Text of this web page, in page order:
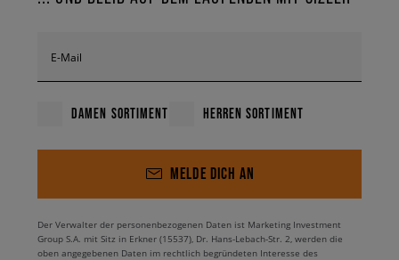
E-Mail
DAMEN SORTIMENT HERREN SORTIMENT
MELDE DICH AN
Der Verwalter der personenbezogenen Daten ist Marketing Investment
Group S.A. mit Sitz in Erkner (15537), Dr. Hans-Lebach-Str. 2, werden die
oben angegebenen Daten im rechtlich begründeten Interesse des